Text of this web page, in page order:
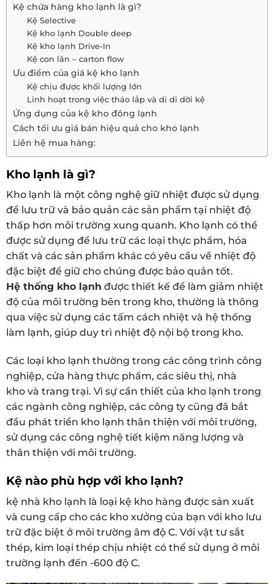
Kệ chứa hàng kho lạnh là gì?
Kệ Selective
Kệ kho lạnh Double deep
Kệ kho lạnh Drive-In
Kệ con lăn – carton flow
Ưu điểm của giá kệ kho lạnh
Kệ chịu được khối lượng lớn
Linh hoạt trong việc tháo lắp và di di dời kệ
Ứng dụng của kệ kho đông lạnh
Cách tối ưu giá bán hiệu quả cho kho lạnh
Liên hệ mua hàng:
Kho lạnh là gì?
Kho lạnh là một công nghệ giữ nhiệt được sử dụng
để lưu trữ và bảo quản các sản phẩm tại nhiệt độ
thấp hơn môi trường xung quanh. Kho lạnh có thể
được sử dụng để lưu trữ các loại thực phẩm, hóa
chất và các sản phẩm khác có yêu cầu về nhiệt độ
đặc biệt để giữ cho chúng được bảo quản tốt.
Hệ thống kho lạnh được thiết kế để làm giảm nhiệt
độ của môi trường bên trong kho, thường là thông
qua việc sử dụng các tấm cách nhiệt và hệ thống
làm lạnh, giúp duy trì nhiệt độ nội bộ trong kho.
Các loại kho lạnh thường trong các công trình công
nghiệp, cửa hàng thực phẩm, các siêu thị, nhà
kho và trang trại. Vì sự cần thiết của kho lạnh trong
các ngành công nghiệp, các công ty cũng đã bắt
đầu phát triển kho lạnh thân thiện với môi trường,
sử dụng các công nghệ tiết kiệm năng lượng và
thân thiện với môi trường.
Kệ nào phù hợp với kho lạnh?
kệ nhà kho lạnh là loại kệ kho hàng được sản xuất
và cung cấp cho các kho xưởng của bạn với kho lưu
trữ đặc biệt ở môi trường âm độ C. Với vật tư sắt
thép, kim loại thép chịu nhiệt có thể sử dụng ở môi
trường lạnh đến -600 độ C.